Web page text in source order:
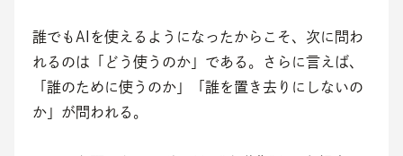
誰でもAIを使えるようになったからこそ、次に問わ
れるのは「どう使うのか」である。さらに言えば、
「誰のために使うのか」「誰を置き去りにしないの
か」が問われる。